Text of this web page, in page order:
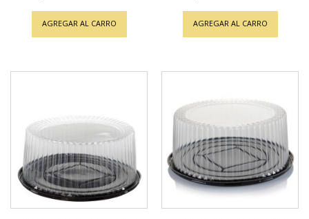
AGREGAR AL CARRO AGREGAR AL CARRO